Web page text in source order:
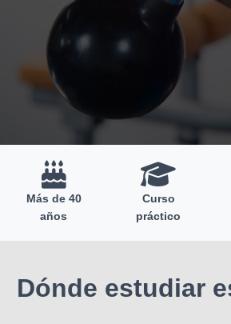
Más de 40
años
Curso
práctico
Dónde estudiar